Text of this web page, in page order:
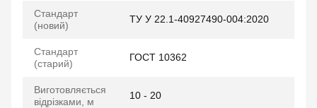
Стандарт
(новий)
ТУ У 22.1-40927490-004:2020
Стандарт
(старий)
ГОСТ 10362
Виготовляється
відрізками, м
10 - 20